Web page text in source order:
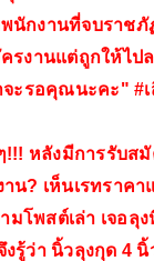
นักงานที่จบราชภั
ครงานแต่ถูกให้ไ
ะรอคุณนะคะ" #
หลังมีการรับส
น? เห็นเรทราคา
มโพสต์เล่า เจอลุ
รู้ว่า นิ้วลุงกุด 4